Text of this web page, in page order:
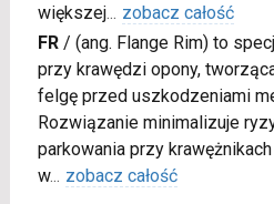
większej... zobacz całość
FR/ (ang. Flange Rim) to
przy krawędzi opony,
felgę przed uszkodzeniami
Rozwiązanie minimalizuje
parkowania przy
w... zobacz całość